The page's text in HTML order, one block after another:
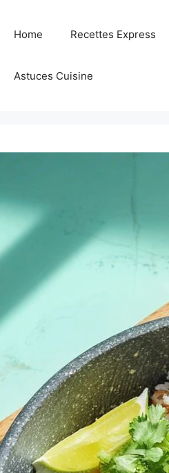
Home Recettes Express
Astuces Cuisine